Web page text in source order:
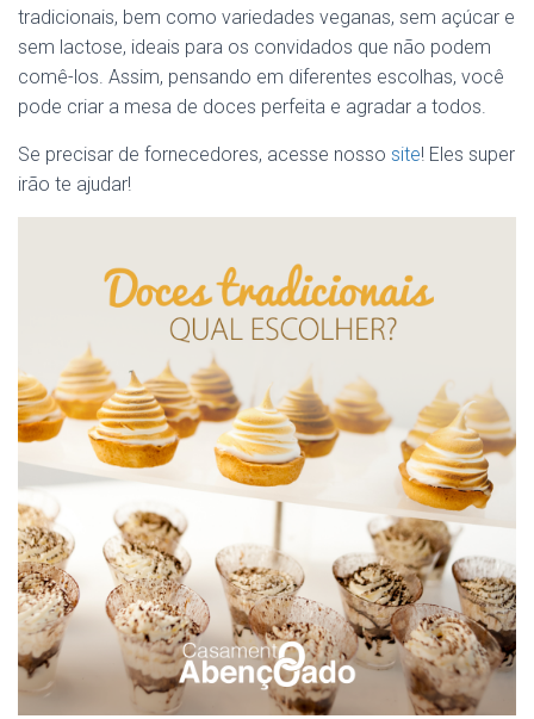
tradicionais, bem como variedades veganas, sem açúcar e
sem lactose, ideais para os convidados que não podem
comê-los. Assim, pensando em diferentes escolhas, você
pode criar a mesa de doces perfeita e agradar a todos.
Se precisar de fornecedores, acesse nosso site! Eles super
irão te ajudar!